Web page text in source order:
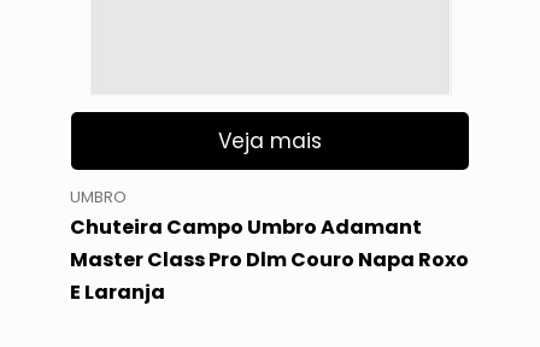
Veja mais
UMBRO
Chuteira Campo Umbro Adamant
Master Class Pro Dlm Couro Napa Roxo
E Laranja